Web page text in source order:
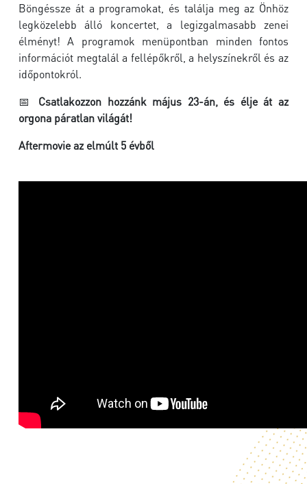
Böngéssze át a programokat, és találja meg az Önhöz
legközelebb álló koncertet, a legizgalmasabb zenei
élményt! A programok menüpontban minden fontos
információt megtalál a fellépőkről, a helyszínekről és az
időpontokról.
📅 Csatlakozzon hozzánk május 23-án, és élje át az
orgona páratlan világát!
Aftermovie az elmúlt 5 évből